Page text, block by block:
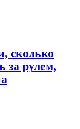
сколько
за рулем,